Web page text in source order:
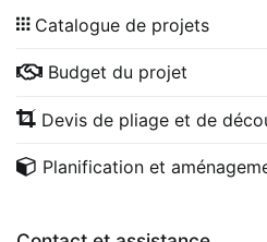
Catalogue de projets
Budget du projet
Devis de pliage et de
Planification et